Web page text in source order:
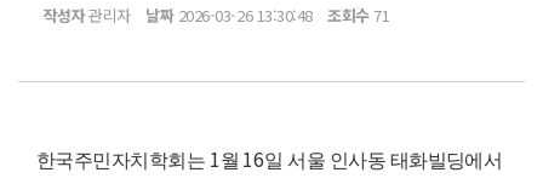
작성자관리자 날짜2026-03-26 13:30:48 조회수71
한국주민자치학회는 1월 16일 서울 인사동 태화빌딩에서